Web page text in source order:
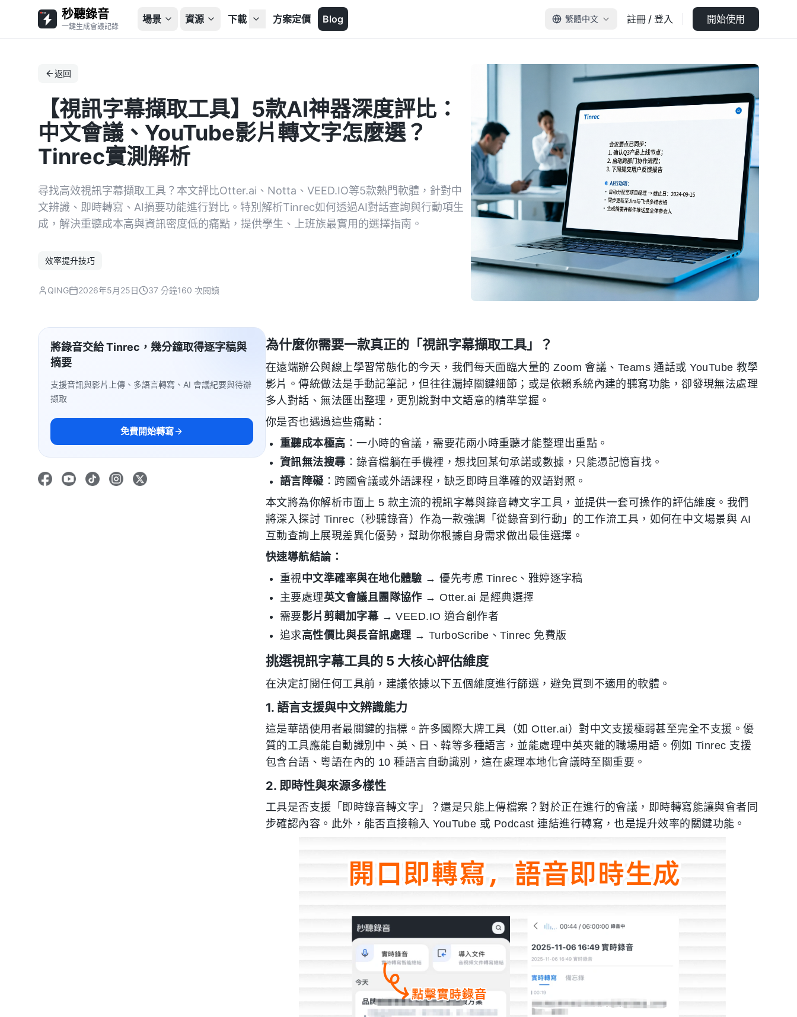
秒聽錄音
一鍵生成會議記錄
場景 資源 下載 方案定價 Blog 繁體中文 註冊 / 登入 開始使用
返回
【視訊字幕擷取工具】5款AI神器深度評比：
中文會議、YouTube影片轉文字怎麼選？
Tinrec實測解析
尋找高效視訊字幕擷取工具？本文評比Otter.ai、Notta、VEED.IO等5款熱門軟體，針對中
文辨識、即時轉寫、AI摘要功能進行對比。特別解析Tinrec如何透過AI對話查詢與行動項生
成，解決重聽成本高與資訊密度低的痛點，提供學生、上班族最實用的選擇指南。
效率提升技巧
QING 2026年5月25日 37 分鐘160 次閱讀
將錄音交給 Tinrec，幾分鐘取得逐字稿與
摘要
支援音訊與影片上傳、多語言轉寫、AI 會議紀要與待辦
擷取
免費開始轉寫
為什麼你需要一款真正的「視訊字幕擷取工具」？
在遠端辦公與線上學習常態化的今天，我們每天面臨大量的 Zoom 會議、Teams 通話或 YouTube 教學
影片。傳統做法是手動記筆記，但往往漏掉關鍵細節；或是依賴系統內建的聽寫功能，卻發現無法處理
多人對話、無法匯出整理，更別說對中文語意的精準掌握。
你是否也遇過這些痛點：
重聽成本極高 ：一小時的會議，需要花兩小時重聽才能整理出重點。
資訊無法搜尋 ：錄音檔躺在手機裡，想找回某句承諾或數據，只能憑記憶盲找。
語言障礙：跨國會議或外語課程，缺乏即時且準確的双語對照。
本文將為你解析市面上 5 款主流的視訊字幕與錄音轉文字工具，並提供一套可操作的評估維度。我們
將深入探討 Tinrec（秒聽錄音）作為一款強調「從錄音到行動」的工作流工具，如何在中文場景與 AI
互動查詢上展現差異化優勢，幫助你根據自身需求做出最佳選擇。
快速導航結論：
重視中文準確率與在地化體驗 → 優先考慮 Tinrec、雅婷逐字稿
主要處理英文會議且團隊協作 → Otter.ai 是經典選擇
需要影片剪輯加字幕→ VEED.IO 適合創作者
追求高性價比與長音訊處理→ TurboScribe、Tinrec 免費版
挑選視訊字幕工具的 5 大核心評估維度
在決定訂閱任何工具前，建議依據以下五個維度進行篩選，避免買到不適用的軟體。
1. 語言支援與中文辨識能力
這是華語使用者最關鍵的指標。許多國際大牌工具（如 Otter.ai）對中文支援極弱甚至完全不支援。優
質的工具應能自動識別中、英、日、韓等多種語言，並能處理中英夾雜的職場用語。例如 Tinrec 支援
包含台語、粵語在內的 10 種語言自動識別，這在處理本地化會議時至關重要。
2. 即時性與來源多樣性
工具是否支援「即時錄音轉文字」？還是只能上傳檔案？對於正在進行的會議，即時轉寫能讓與會者同
步確認內容。此外，能否直接輸入 YouTube 或 Podcast 連結進行轉寫，也是提升效率的關鍵功能。